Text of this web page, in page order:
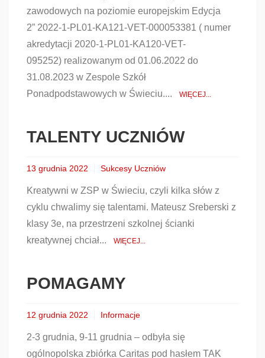
zawodowych na poziomie europejskim Edycja
2” 2022-1-PL01-KA121-VET-000053381 ( numer
akredytacji 2020-1-PL01-KA120-VET-
095252) realizowanym od 01.06.2022 do
31.08.2023 w Zespole Szkół
Ponadpodstawowych w Świeciu....
WIĘCEJ...
TALENTY UCZNIÓW
13 grudnia 2022 Sukcesy Uczniów
Kreatywni w ZSP w Świeciu, czyli kilka słów z
cyklu chwalimy się talentami. Mateusz Sreberski z
klasy 3e, na przestrzeni szkolnej ścianki
kreatywnej chciał...
WIĘCEJ...
POMAGAMY
12 grudnia 2022 Informacje
2-3 grudnia, 9-11 grudnia – odbyła się
ogólnopolska zbiórka Caritas pod hasłem TAK